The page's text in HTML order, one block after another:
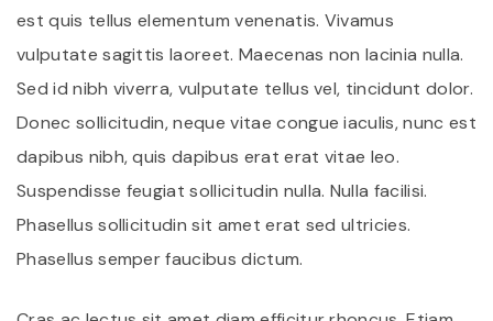
est quis tellus elementum venenatis. Vivamus
vulputate sagittis laoreet. Maecenas non lacinia nulla.
Sed id nibh viverra, vulputate tellus vel, tincidunt dolor.
Donec sollicitudin, neque vitae congue iaculis, nunc est
dapibus nibh, quis dapibus erat erat vitae leo.
Suspendisse feugiat sollicitudin nulla. Nulla facilisi.
Phasellus sollicitudin sit amet erat sed ultricies.
Phasellus semper faucibus dictum.